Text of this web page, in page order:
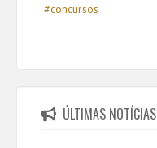
#concursos
ÚLTIMAS NOTÍCIAS